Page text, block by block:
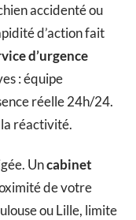
accidenté ou
d’action fait
d’urgence
: équipe
réelle 24h/24.
réactivité.
Uncabinet
de votre
ou Lille, limite